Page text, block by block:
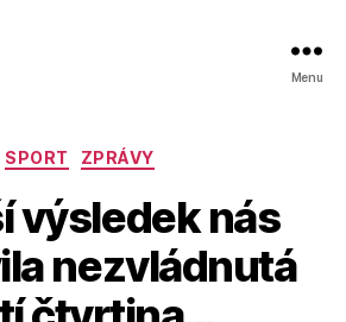
Menu
Rubriky
SPORT ZPRÁVY
výsledek nás
nezvládnutá
u
t